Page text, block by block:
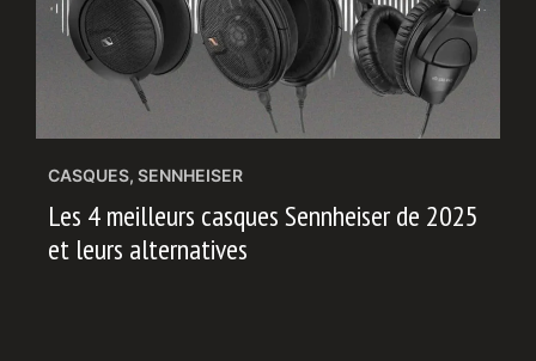
CASQUES, SENNHEISER
Les 4 meilleurs casques Sennheiser de 2025
et leurs alternatives